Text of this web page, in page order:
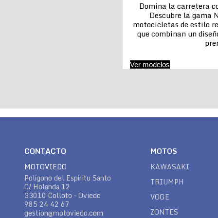
Domina la carretera
Descubre la gama
motocicletas de estilo
que combinan un
Ver modelos
CONTACTO
MOTOVIEDO
Polígono del Espíritu Santo
C/ Holanda 12
33010 Colloto – Oviedo
985 24 42 67
gestion@motoviedo.com
MOTOS
KAWASAKI
TRIUMPH
VOGE
ZONTES